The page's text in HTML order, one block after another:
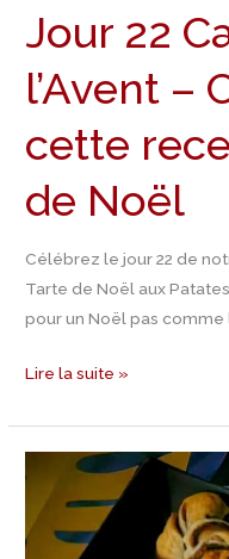
Jour 22
l’Avent –
cette
de Noël
Célébrez le jour 22 de
Tarte de Noël aux
pour un Noël pas comme
recette
de
tarte
de
Noël
Lire la suite »
Calendrier